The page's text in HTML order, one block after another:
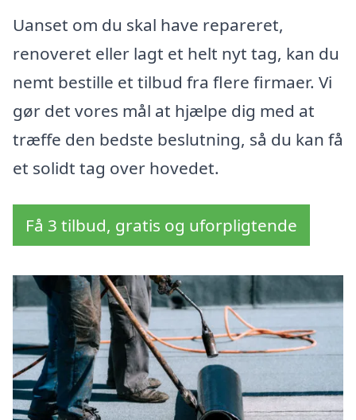
Uanset om du skal have repareret,
renoveret eller lagt et helt nyt tag, kan du
nemt bestille et tilbud fra flere firmaer. Vi
gør det vores mål at hjælpe dig med at
træffe den bedste beslutning, så du kan få
et solidt tag over hovedet.
Få 3 tilbud, gratis og uforpligtende